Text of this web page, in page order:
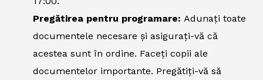
Pregătirea pentru programare: Adunați toate
documentele necesare și asigurați-vă că
acestea sunt în ordine. Faceți copii ale
documentelor importante. Pregătiți-vă să